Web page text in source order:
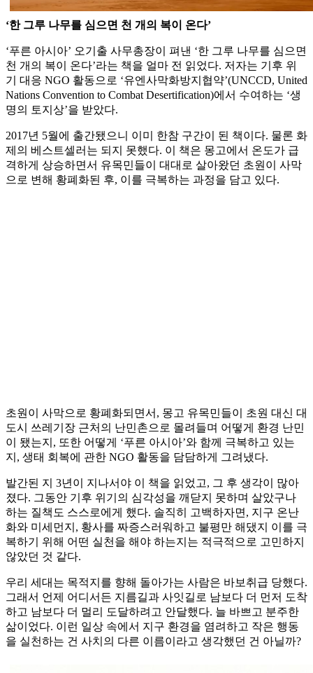
‘한 그루 나무를 심으면 천 개의 복이 온다’
‘푸른 아시아’ 오기출 사무총장이 펴낸 ‘한 그루 나무를 심으면
천 개의 복이 온다’라는 책을 얼마 전 읽었다. 저자는 기후 위
기 대응 NGO 활동으로 ‘유엔사막화방지협약’(UNCCD, United
Nations Convention to Combat Desertification)에서 수여하는 ‘생
명의 토지상’을 받았다.
2017년 5월에 출간됐으니 이미 한참 구간이 된 책이다. 물론 화
제의 베스트셀러는 되지 못했다. 이 책은 몽고에서 온도가 급
격하게 상승하면서 유목민들이 대대로 살아왔던 초원이 사막
으로 변해 황폐화된 후, 이를 극복하는 과정을 담고 있다.
초원이 사막으로 황폐화되면서, 몽고 유목민들이 초원 대신 대
도시 쓰레기장 근처의 난민촌으로 몰려들며 어떻게 환경 난민
이 됐는지, 또한 어떻게 ‘푸른 아시아’와 함께 극복하고 있는
지, 생태 회복에 관한 NGO 활동을 담담하게 그려냈다.
발간된 지 3년이 지나서야 이 책을 읽었고, 그 후 생각이 많아
졌다. 그동안 기후 위기의 심각성을 깨닫지 못하며 살았구나
하는 질책도 스스로에게 했다. 솔직히 고백하자면, 지구 온난
화와 미세먼지, 황사를 짜증스러워하고 불평만 해댔지 이를 극
복하기 위해 어떤 실천을 해야 하는지는 적극적으로 고민하지
않았던 것 같다.
우리 세대는 목적지를 향해 돌아가는 사람은 바보취급 당했다.
그래서 언제 어디서든 지름길과 사잇길로 남보다 더 먼저 도착
하고 남보다 더 멀리 도달하려고 안달했다. 늘 바쁘고 분주한
삶이었다. 이런 일상 속에서 지구 환경을 염려하고 작은 행동
을 실천하는 건 사치의 다른 이름이라고 생각했던 건 아닐까?